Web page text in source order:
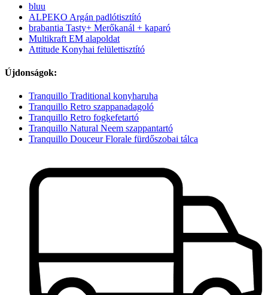
bluu
ALPEKO Argán padlótisztító
brabantia Tasty+ Merőkanál + kaparó
Multikraft EM alapoldat
Attitude Konyhai felülettisztító
Újdonságok:
Tranquillo Traditional konyharuha
Tranquillo Retro szappanadagoló
Tranquillo Retro fogkefetartó
Tranquillo Natural Neem szappantartó
Tranquillo Douceur Florale fürdőszobai tálca